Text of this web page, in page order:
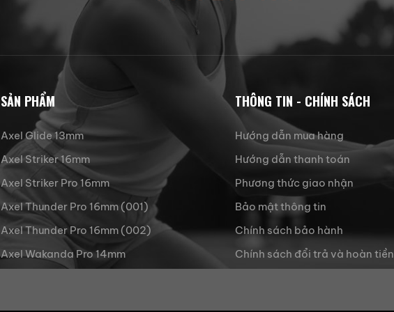
SẢN PHẨM
Axel Glide 13mm
Axel Striker 16mm
Axel Striker Pro 16mm
Axel Thunder Pro 16mm (001)
Axel Thunder Pro 16mm (002)
Axel Wakanda Pro 14mm
THÔNG TIN - CHÍNH SÁCH
Hướng dẫn mua hàng
Hướng dẫn thanh toán
Phương thức giao nhận
Bảo mật thông tin
Chính sách bảo hành
Chính sách đổi trả và hoàn tiền